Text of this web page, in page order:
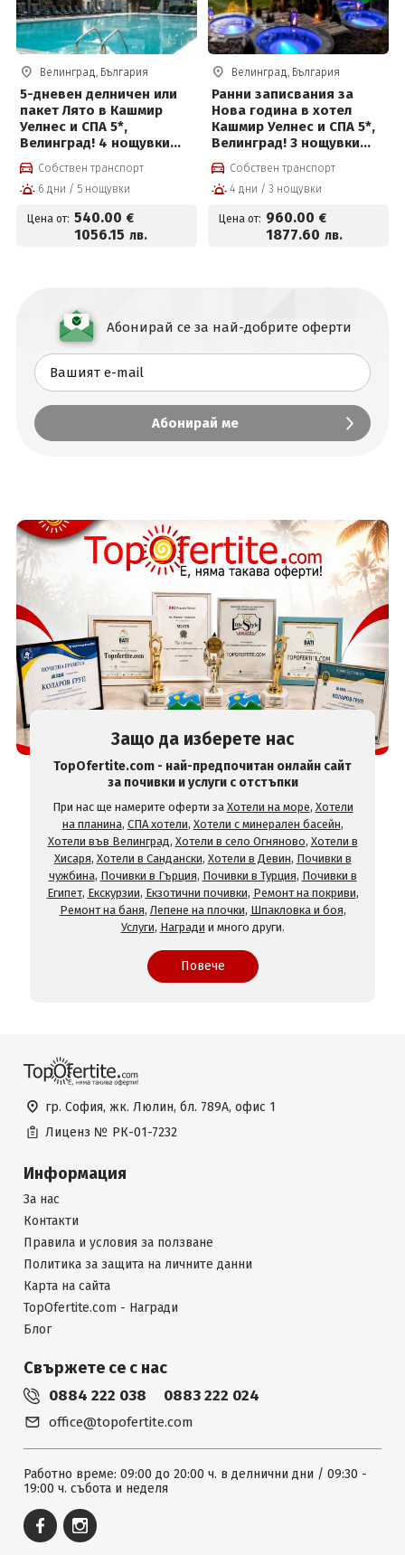
Велинград, България
5-дневен делничен или
пакет Лято в Кашмир
Уелнес и СПА 5*,
Велинград! 4 нощувки
със закуски, премиум
вечери и ползване на
СПА център
Собствен транспорт
6 дни / 5 нощувки
Цена от: 540.00 €
1056.15 лв.
Велинград, България
Ранни записвания за
Нова година в хотел
Кашмир Уелнес и СПА 5*,
Велинград! 3 нощувки
със закуски, премиум
вечери, празнична
новогодишна вечеря с
Собствен транспорт
4 дни / 3 нощувки
Цена от: 960.00 €
1877.60 лв.
Абонирай се за най-добрите оферти
Защо да изберете нас
TopOfertite.com - най-предпочитан онлайн сайт
за почивки и услуги с отстъпки
При нас ще намерите оферти за Хотели на море, Хотели
на планина, СПА хотели, Хотели с минерален басейн,
Хотели във Велинград, Хотели в село Огняново, Хотели в
Хисаря, Хотели в Сандански, Хотели в Девин, Почивки в
чужбина, Почивки в Гърция, Почивки в Турция, Почивки в
Египет, Екскурзии, Екзотични почивки, Ремонт на покриви,
Ремонт на баня, Лепене на плочки, Шпакловка и боя,
Услуги, Награди и много други.
Повече
гр. София, жк. Люлин, бл. 789А, офис 1
Лиценз № РК-01-7232
Информация
За нас
Контакти
Правила и условия за ползване
Политика за защита на личните данни
Карта на сайта
TopOfertite.com - Награди
Блог
Свържете се с нас
0884 222 038 0883 222 024
office@topofertite.com
Работно време: 09:00 до 20:00 ч. в делнични дни / 09:30 -
19:00 ч. събота и неделя